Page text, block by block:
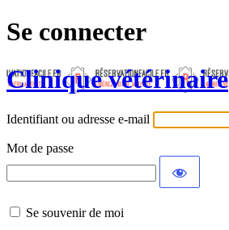
Se connecter
Clinique vétérinaire
Identifiant ou adresse e-mail
Mot de passe
Se souvenir de moi